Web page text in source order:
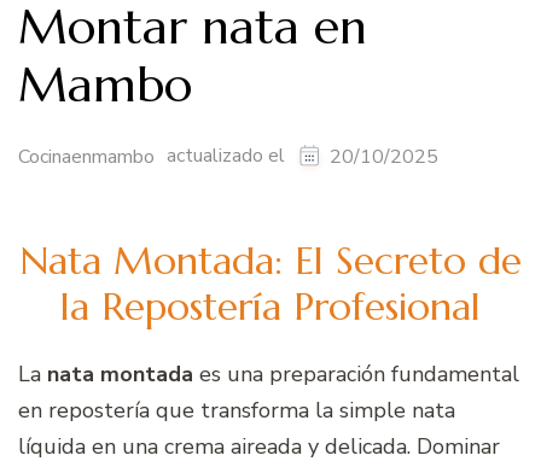
Montar nata en
Mambo
Cocinaenmambo actualizado el 20/10/2025
Nata Montada: El Secreto de
la Repostería Profesional
La nata montada es una preparación fundamental
en repostería que transforma la simple nata
líquida en una crema aireada y delicada. Dominar